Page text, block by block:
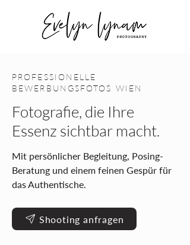
PROFESSIONELLE
BEWERBUNGSFOTOS WIEN
Fotografie, die Ihre
Essenz sichtbar macht.
Mit persönlicher Begleitung, Posing-
Beratung und einem feinen Gespür für
das Authentische.
Shooting anfragen